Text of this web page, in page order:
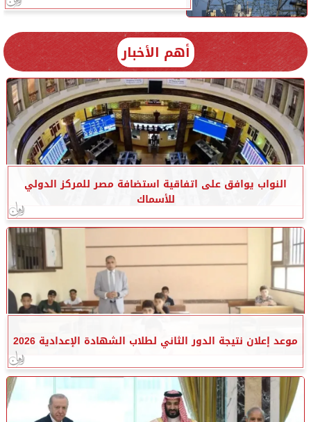
أهم الأخبار
النواب يوافق على اتفاقية استضافة مصر للمركز الدولي
للأسماك
موعد إعلان نتيجة الدور الثاني لطلاب الشهادة الإعدادية 2026